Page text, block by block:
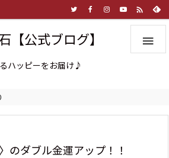


【公式ブログ】
ハッピーをお届け♪
のダブル金運アップ！！